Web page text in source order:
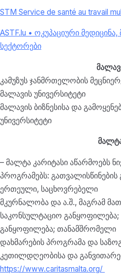
STM Service de santé au travail
ASTF.lu • ოკუპაციური
სექტორები
კამუზუს ჯანმრთელობის
მალავის უნივერსიტეტი
მალავის ბიზნესისა და
უნივერსიტეტი
– მალტა კარიტასი აწარმოებს
პროგრამებს:
ერთეული, საცხოვრებელი
მკურნალობა და ა.შ., მაგრამ მათ
საკონსულტაციო
განყოფილება; თანამშრომელი
დახმარების პროგრამა და
კეთილდღეობისა და
https://www.caritasmalta.org/